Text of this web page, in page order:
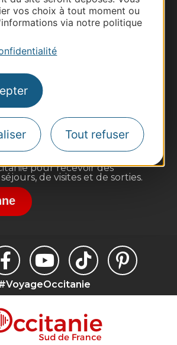
vos choix à tout moment ou
via notre politique
Tout refuser
d'influence
la lettre d'information
pour recevoir des
de visites et de sorties.